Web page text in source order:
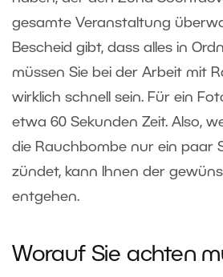
gesamte Veranstaltung
Bescheid gibt, dass alles in
müssen Sie bei der Arbeit mit
wirklich schnell sein. Für ein
etwa 60 Sekunden Zeit. Also,
die Rauchbombe nur ein paar
zündet, kann Ihnen der
entgehen.
Worauf Sie achten